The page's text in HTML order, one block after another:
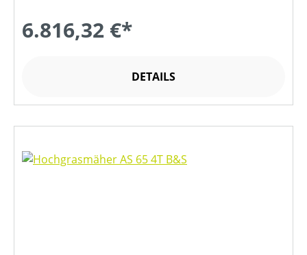
6.816,32 €*
DETAILS